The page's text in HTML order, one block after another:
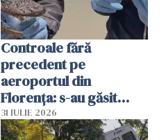
Controale fără
precedent pe
aeroportul din
Florența: s-au găsit
capete de aligator și o
sumă imensă de bani
31 IULIE 2026